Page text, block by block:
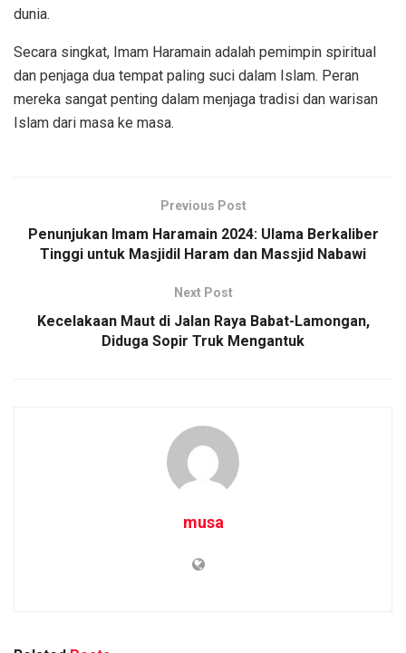
dunia.
Secara singkat, Imam Haramain adalah pemimpin spiritual
dan penjaga dua tempat paling suci dalam Islam. Peran
mereka sangat penting dalam menjaga tradisi dan warisan
Islam dari masa ke masa.
Previous Post
Penunjukan Imam Haramain 2024: Ulama Berkaliber
Tinggi untuk Masjidil Haram dan Massjid Nabawi
Next Post
Kecelakaan Maut di Jalan Raya Babat-Lamongan,
Diduga Sopir Truk Mengantuk
musa